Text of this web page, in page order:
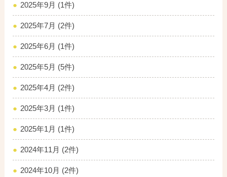
2025年9月 (1件)
2025年7月 (2件)
2025年6月 (1件)
2025年5月 (5件)
2025年4月 (2件)
2025年3月 (1件)
2025年1月 (1件)
2024年11月 (2件)
2024年10月 (2件)